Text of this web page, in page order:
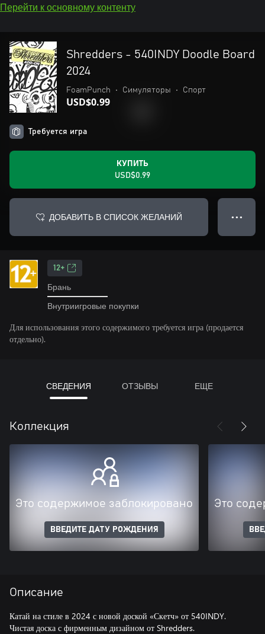
Перейти к основному контенту
Shredders - 540INDY Doodle Board
2024
FoamPunch • Симуляторы • Спорт
USD$0.99
Требуется игра
КУПИТЬ
USD$0.99
ДОБАВИТЬ В СПИСОК ЖЕЛАНИЙ ● ● ●
12+
Брань
Внутриигровые покупки
Для использования этого содержимого требуется игра (продается
отдельно).
СВЕДЕНИЯ ОТЗЫВЫ ЕЩЕ
Коллекция
Это содержимое заблокировано
ВВЕДИТЕ ДАТУ РОЖДЕНИЯ
Это
Описание
Катай на стиле в 2024 с новой доской «Скетч» от 540INDY.
Чистая доска с фирменным дизайном от Shredders.